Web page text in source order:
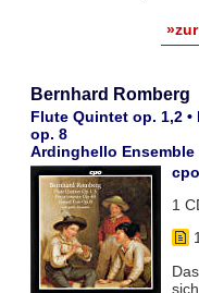
Bernhard Romberg
Flute Quintet op. 1,2 •
op. 8
Ardinghello Ensemble
1